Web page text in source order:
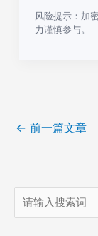
风险提示：加
力谨慎参与。
← 前一篇文章
搜
索